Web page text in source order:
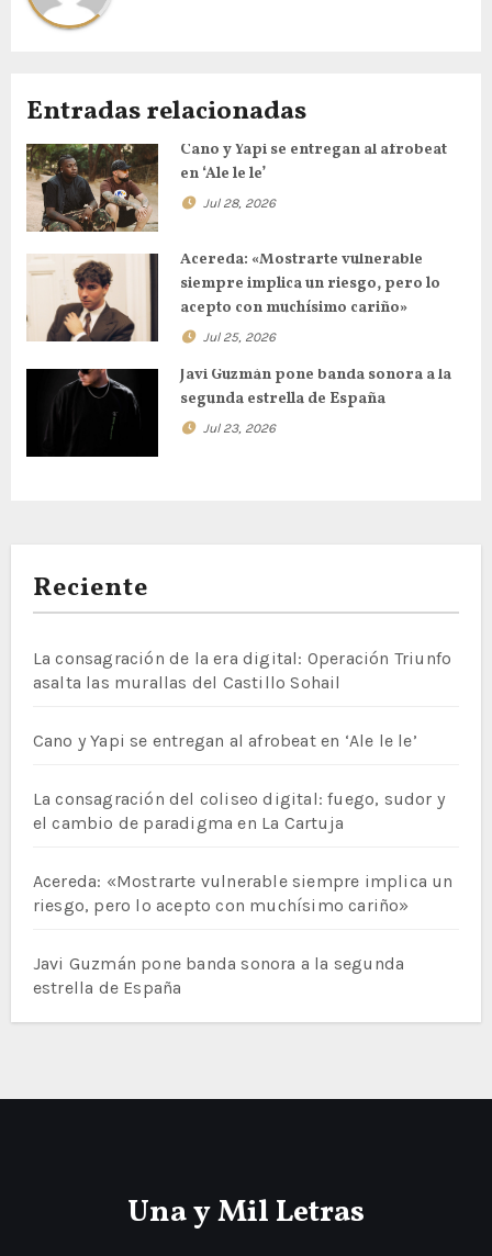
Entradas relacionadas
Cano y Yapi se entregan al afrobeat
en ‘Ale le le’
Jul 28, 2026
Acereda: «Mostrarte vulnerable
siempre implica un riesgo, pero lo
acepto con muchísimo cariño»
Jul 25, 2026
Javi Guzmán pone banda sonora a la
segunda estrella de España
Jul 23, 2026
Reciente
La consagración de la era digital: Operación Triunfo
asalta las murallas del Castillo Sohail
Cano y Yapi se entregan al afrobeat en ‘Ale le le’
La consagración del coliseo digital: fuego, sudor y
el cambio de paradigma en La Cartuja
Acereda: «Mostrarte vulnerable siempre implica un
riesgo, pero lo acepto con muchísimo cariño»
Javi Guzmán pone banda sonora a la segunda
estrella de España
Una y Mil Letras